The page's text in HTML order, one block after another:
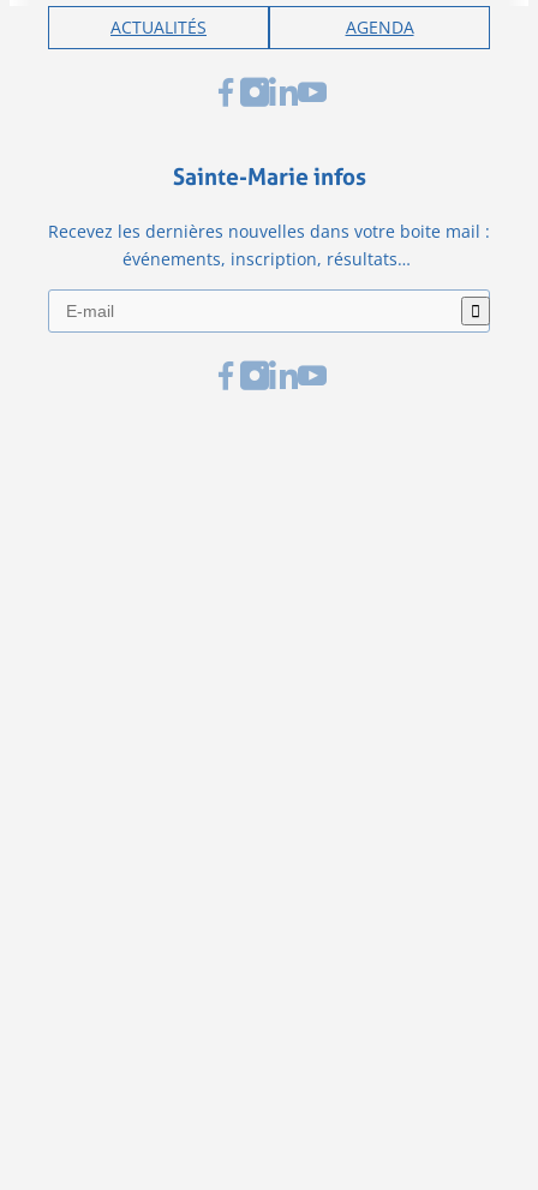
ACTUALITÉS AGENDA
Sainte-Marie infos
Recevez les dernières nouvelles dans votre boite mail :
événements, inscription, résultats…
